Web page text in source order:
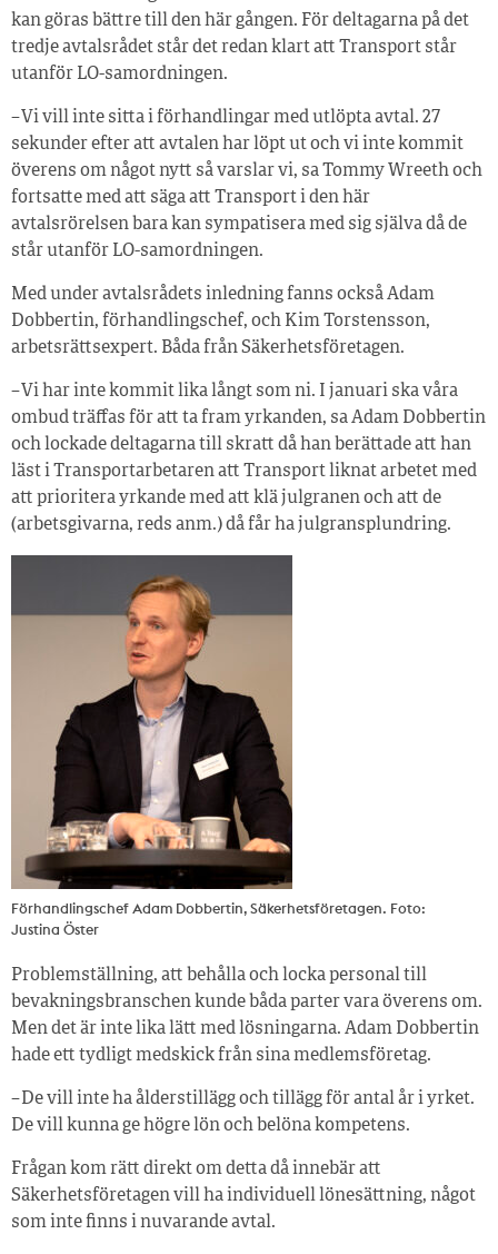
kan göras bättre till den här gången. För deltagarna på det
tredje avtalsrådet står det redan klart att Transport står
utanför LO-samordningen.
– Vi vill inte sitta i förhandlingar med utlöpta avtal. 27
sekunder efter att avtalen har löpt ut och vi inte kommit
överens om något nytt så varslar vi, sa Tommy Wreeth och
fortsatte med att säga att Transport i den här
avtalsrörelsen bara kan sympatisera med sig själva då de
står utanför LO-samordningen.
Med under avtalsrådets inledning fanns också Adam
Dobbertin, förhandlingschef, och Kim Torstensson,
arbetsrättsexpert. Båda från Säkerhetsföretagen.
– Vi har inte kommit lika långt som ni. I januari ska våra
ombud träffas för att ta fram yrkanden, sa Adam Dobbertin
och lockade deltagarna till skratt då han berättade att han
läst i Transportarbetaren att Transport liknat arbetet med
att prioritera yrkande med att klä julgranen och att de
(arbetsgivarna, reds anm.) då får ha julgransplundring.
Förhandlingschef Adam Dobbertin, Säkerhetsföretagen. Foto:
Justina Öster
Problemställning, att behålla och locka personal till
bevakningsbranschen kunde båda parter vara överens om.
Men det är inte lika lätt med lösningarna. Adam Dobbertin
hade ett tydligt medskick från sina medlemsföretag.
– De vill inte ha ålderstillägg och tillägg för antal år i yrket.
De vill kunna ge högre lön och belöna kompetens.
Frågan kom rätt direkt om detta då innebär att
Säkerhetsföretagen vill ha individuell lönesättning, något
som inte finns i nuvarande avtal.